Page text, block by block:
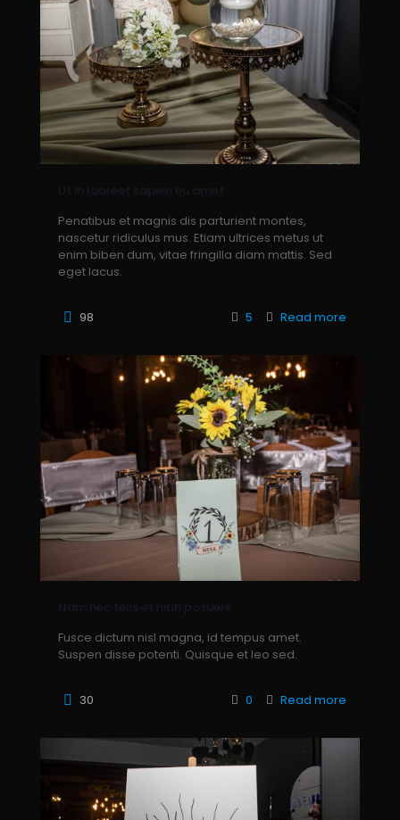
Ut in laoreet sapien eu amet
Penatibus et magnis dis parturient montes,
nascetur ridiculus mus. Etiam ultrices metus ut
enim biben dum, vitae fringilla diam mattis. Sed
eget lacus.
98 5 Read more
Nam nec felis et nibh posuere
Fusce dictum nisl magna, id tempus amet.
Suspen disse potenti. Quisque et leo sed.
30 0 Read more